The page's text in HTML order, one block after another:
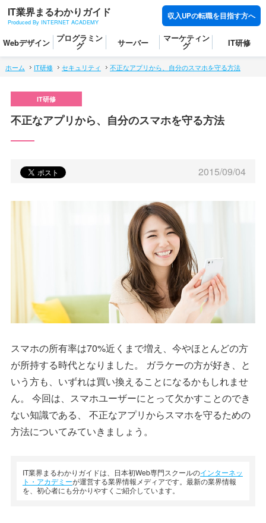
IT業界まるわかりガイド
Produced By INTERNET ACADEMY
収入UPの転職を目指す方へ
Webデザイン プログラミン
グ サーバー マーケティン
グ IT研修
ホーム IT研修 セキュリティ 不正なアプリから、自分のスマホを守る方法
不正なアプリから、自分のスマホを守る方法
2015/09/04
スマホの所有率は70%近くまで増え、今やほとんどの方
が所持する時代となりました。 ガラケーの方が好き、と
いう方も、いずれは買い換えることになるかもしれませ
ん。 今回は、スマホユーザーにとって欠かすことのでき
ない知識である、 不正なアプリからスマホを守るための
方法についてみていきましょう。
IT業界まるわかりガイドは、日本初Web専門スクールのインターネッ
ト・アカデミーが運営する業界情報メディアです。最新の業界情報
を、初心者にも分かりやすくご紹介しています。